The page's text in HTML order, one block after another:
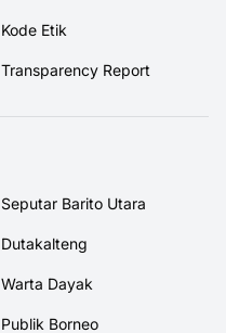
Kode Etik
Transparency Report
Seputar Barito Utara
Dutakalteng
Warta Dayak
Publik Borneo